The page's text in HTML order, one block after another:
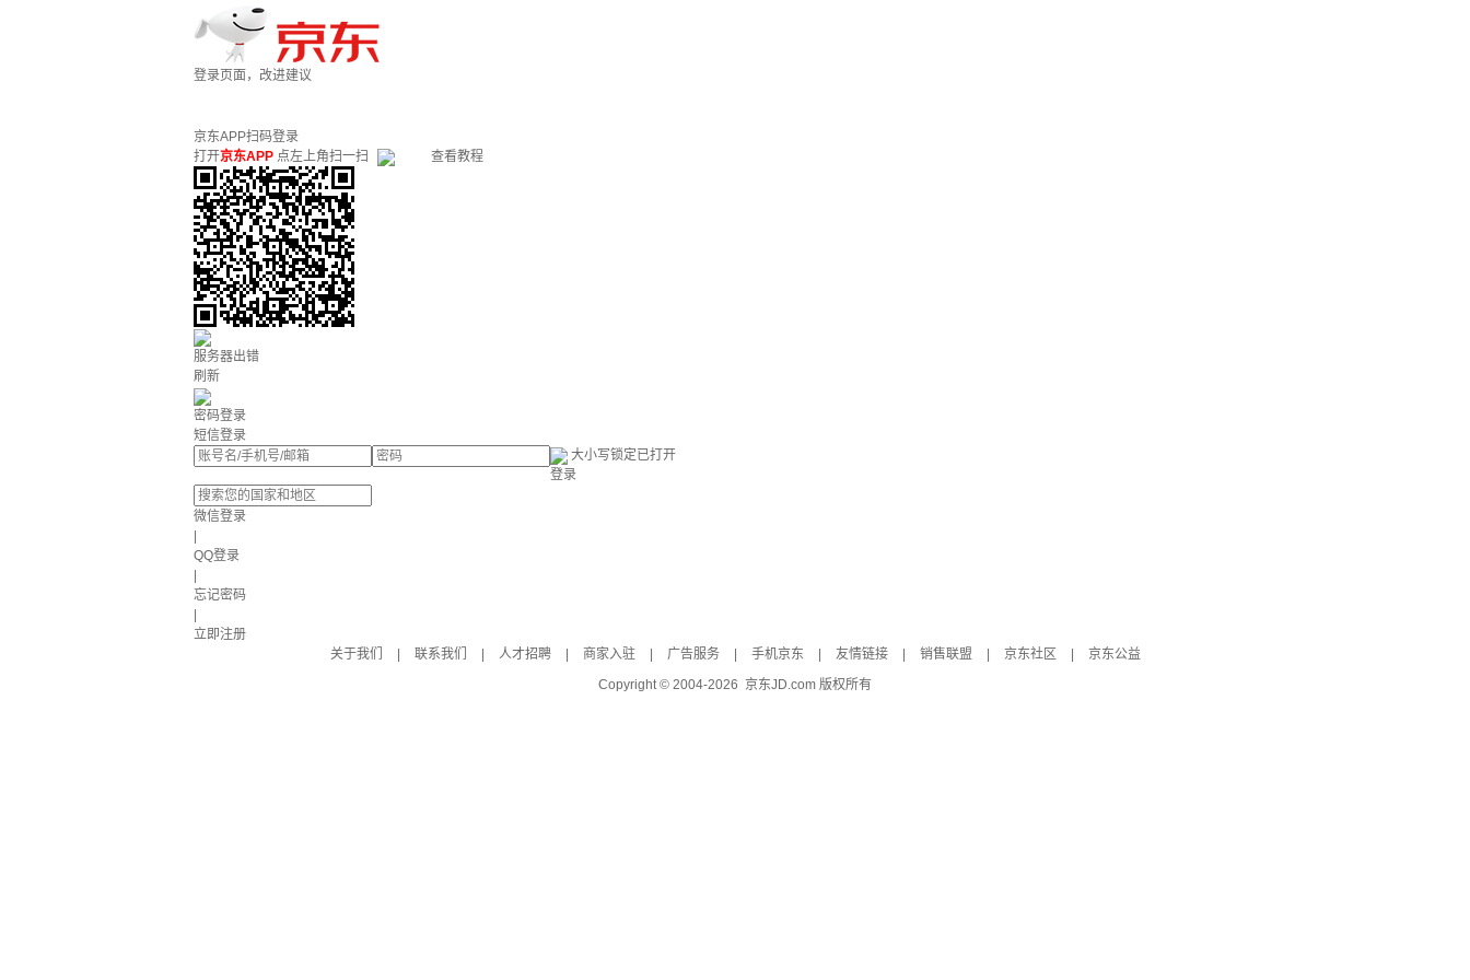
登录页面，改进建议
京东APP扫码登录
打开京东APP 点左上角扫一扫 查看教程
服务器出错
刷新
密码登录
短信登录
大小写锁定已打开
登录
微信登录
QQ登录
忘记密码
立即注册
关于我们
联系我们 人才招聘 商家入驻 广告服务 手机京东 友情链接 销售联盟 京东社区
京东公益
Copyright © 2004-2026 京东JD.com 版权所有